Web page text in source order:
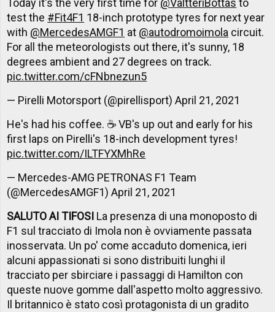
Today it's the very first time for @ValtteriBottas to
test the #Fit4F1 18-inch prototype tyres for next year
with @MercedesAMGF1 at @autodromoimola circuit.
For all the meteorologists out there, it's sunny, 18
degrees ambient and 27 degrees on track.
pic.twitter.com/cFNbnezun5
— Pirelli Motorsport (@pirellisport)April 21, 2021
He's had his coffee. ☕️ VB's up out and early for his
first laps on Pirelli's 18-inch development tyres!
pic.twitter.com/ILTFYXMhRe
— Mercedes-AMG PETRONAS F1 Team
(@MercedesAMGF1)April 21, 2021
SALUTO AI TIFOSI La presenza di una monoposto di
F1 sul tracciato di Imola non è ovviamente passata
inosservata. Un po' come accaduto domenica, ieri
alcuni appassionati si sono distribuiti lunghi il
tracciato per sbirciare i passaggi di Hamilton con
queste nuove gomme dall'aspetto molto aggressivo.
Il britannico è stato così protagonista di un gradito